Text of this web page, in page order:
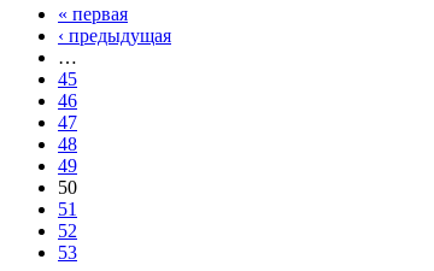
« первая
‹ предыдущая
…
45
46
47
48
49
50
51
52
53